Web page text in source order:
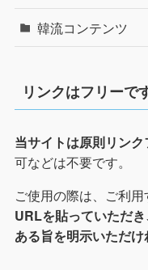
韓流コンテンツ
リンクはフリーで
当サイトは原則リン
可などは不要です。
ご使用の際は、ご利
URLを貼っていただ
ある旨を明示いただけ